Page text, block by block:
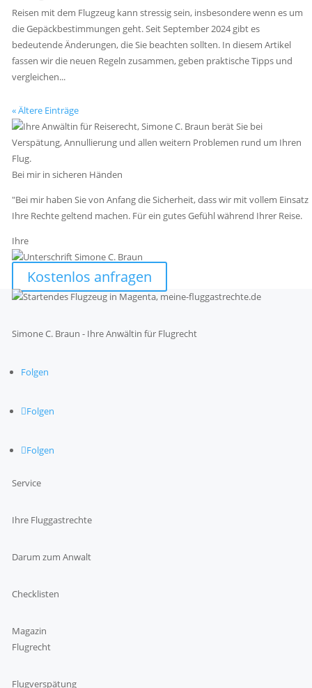
Reisen mit dem Flugzeug kann stressig sein, insbesondere wenn es um
die Gepäckbestimmungen geht. Seit September 2024 gibt es
bedeutende Änderungen, die Sie beachten sollten. In diesem Artikel
fassen wir die neuen Regeln zusammen, geben praktische Tipps und
vergleichen...
« Ältere Einträge
Bei mir in sicheren Händen
"Bei mir haben Sie von Anfang die Sicherheit, dass wir mit vollem Einsatz
Ihre Rechte geltend machen. Für ein gutes Gefühl während Ihrer Reise.
Ihre
Kostenlos anfragen
Simone C. Braun - Ihre Anwältin für Flugrecht
Folgen
Folgen
Folgen
Service
Ihre Fluggastrechte
Darum zum Anwalt
Checklisten
Magazin
Flugrecht
Flugverspätung